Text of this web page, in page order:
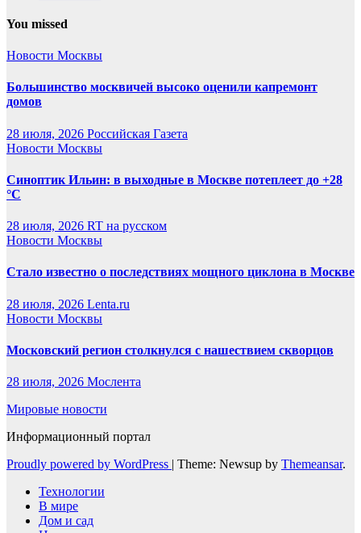
You missed
Новости Москвы
Большинство москвичей высоко оценили капремонт
домов
28 июля, 2026 Российская Газета
Новости Москвы
Синоптик Ильин: в выходные в Москве потеплеет до +28
°C
28 июля, 2026 RT на русском
Новости Москвы
Стало известно о последствиях мощного циклона в Москве
28 июля, 2026 Lenta.ru
Новости Москвы
Московский регион столкнулся с нашествием скворцов
28 июля, 2026 Мослента
Мировые новости
Информационный портал
Proudly powered by WordPress | Theme: Newsup by Themeansar.
Технологии
В мире
Дом и сад